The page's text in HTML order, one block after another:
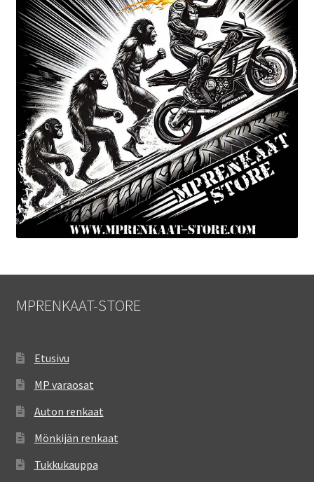
MPRENKAAT-STORE
Etusivu
MP varaosat
Auton renkaat
Mönkijän renkaat
Tukkukauppa